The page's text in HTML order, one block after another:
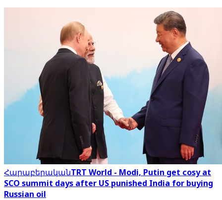
ՀարաբերականTRT World - Modi, Putin get cosy at
SCO summit days after US punished India for buying
Russian oil